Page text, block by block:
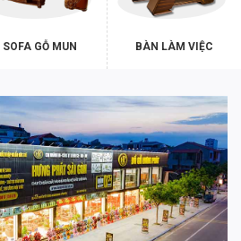
SOFA GỖ MUN BÀN LÀM VIỆC